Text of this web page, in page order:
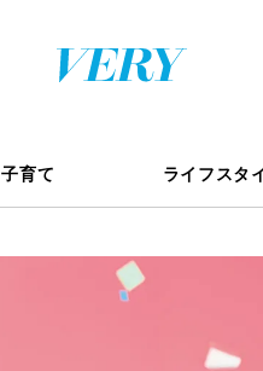
子育て ライフスタ